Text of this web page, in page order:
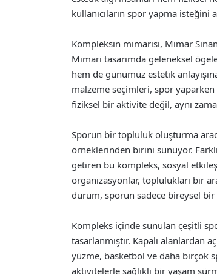
kullanıcıların spor yapma isteğini
Kompleksin mimarisi, Mimar
Mimari tasarımda geleneksel
hem de günümüz estetik
malzeme seçimleri, spor
fiziksel bir aktivite değil, aynı
Sporun bir topluluk oluşturma
örneklerinden birini sunuyor.
getiren bu kompleks, sosyal
organizasyonlar, toplulukları bir
durum, sporun sadece bireysel bir
Kompleks içinde sunulan çeşitli
tasarlanmıştır. Kapalı alanlardan
yüzme, basketbol ve daha birçok
aktivitelerle sağlıklı bir yaşam